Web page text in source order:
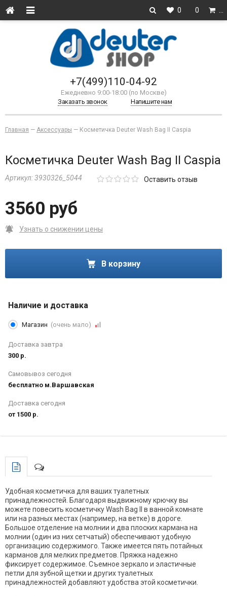
0 0
+7(499)110-04-92
Ежедневно 9:00-18:00 (по Москве)
Заказать звонок
Напишите нам
Главная — Аксессуары — Косметичка Deuter Wash Bag II Caspia
Косметичка Deuter Wash Bag II Caspia
Артикул:3930326_5044 Оставить отзыв
3560 руб
Узнать о снижении цены
В корзину
Наличие и доставка
Магазин (очень мало)
Доставка завтра
300 р.
Самовывоз сегодня
бесплатно м.Варшавская
Доставка сегодня
от 1500 р.
Удобная косметичка для ваших туалетных
принадлежностей. Благодаря выдвижному крючку вы
можете повесить косметичку Wash Bag II в ванной комнате
или на разных местах (например, на ветке) в дороге.
Большое отделение на молнии и два плоских кармана на
молнии (один из них сетчатый) обеспечивают удобную
организацию содержимого. Также имеется пять потайных
карманов для мелких предметов. Пряжка надежно
фиксирует содержимое. Съемное зеркало и эластичные
петли для зубной щетки и других туалетных
принадлежностей добавляют удобства этой косметички.